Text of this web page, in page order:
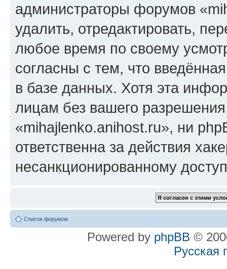
администраторы форумов
удалить, отредактировать,
любое время по своему
согласны с тем, что
в базе данных. Хотя эта
лицам без вашего
«mihajlenko.anihost.ru», ни
ответственна за действия
несанкционированному
Список форумов
Powered by phpBB ©
Русская